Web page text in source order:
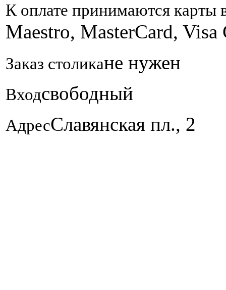
К оплате принимаются карты
Maestro, MasterCard,
Заказ столикане нужен
Входсвободный
АдресСлавянская пл., 2